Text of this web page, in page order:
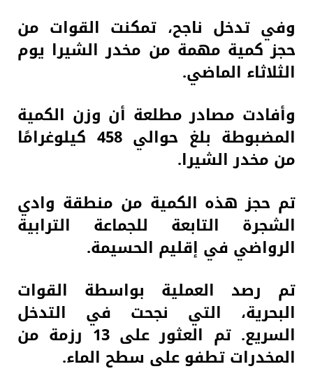
وفي تدخل ناجح، تمكنت القوات من
حجز كمية مهمة من مخدر الشيرا يوم
الثلاثاء الماضي.
وأفادت مصادر مطلعة أن وزن الكمية
المضبوطة بلغ حوالي 458 كيلوغرامًا
من مخدر الشيرا.
تم حجز هذه الكمية من منطقة وادي
الشجرة التابعة للجماعة الترابية
الرواضي في إقليم الحسيمة.
تم رصد العملية بواسطة القوات
البحرية، التي نجحت في التدخل
السريع. تم العثور على 13 رزمة من
المخدرات تطفو على سطح الماء.